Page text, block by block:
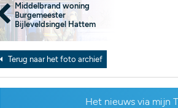
Middelbrand woning
Burgemeester
Bijleveldsingel Hattem
Terug naar het foto archief
Het nieuws via mijn